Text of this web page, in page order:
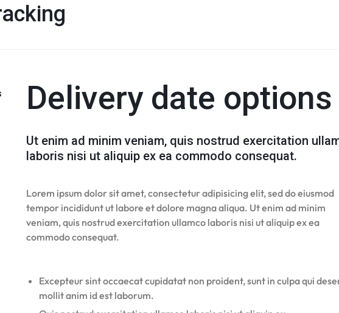
Delivery date
Ut enim ad minim veniam, quis nostrud exercitation
laboris nisi ut aliquip ex ea commodo consequat.
Lorem ipsum dolor sit amet, consectetur adipisicing elit, sed do eiusmod
tempor incididunt ut labore et dolore magna aliqua. Ut enim ad minim
veniam, quis nostrud exercitation ullamco laboris nisi ut aliquip ex ea
commodo consequat.
Excepteur sint occaecat cupidatat non proident, sunt in culpa qui
mollit anim id est laborum.